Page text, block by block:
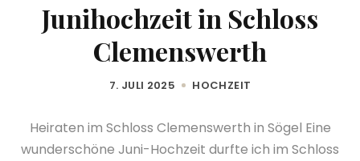
Junihochzeit in Schloss
Clemenswerth
7. JULI 2025 HOCHZEIT
Heiraten im Schloss Clemenswerth in Sögel Eine
wunderschöne Juni-Hochzeit durfte ich im Schloss